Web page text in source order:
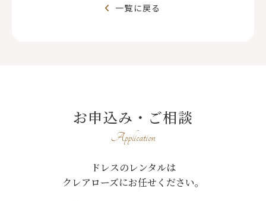
一覧に戻る
お申込み・ご相談
Application
ドレスのレンタルは
クレアローズにお任せください。